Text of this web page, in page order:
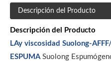
Descripción del Producto
Descripción del Producto
LAy viscosidad Suolong-
ESPUMA Suolong